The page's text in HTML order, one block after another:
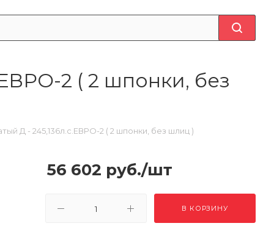
2 ( 2 шпонки, без
Д - 245,136л.с.ЕВРО-2 ( 2 шпонки, без шлиц )
56 602 руб./шт
В КОРЗИНУ